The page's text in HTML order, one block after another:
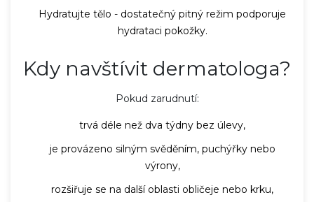
Hydratujte tělo - dostatečný pitný režim podporuje
hydrataci pokožky.
Kdy navštívit dermatologa?
Pokud zarudnutí:
trvá déle než dva týdny bez úlevy,
je provázeno silným svěděním, puchýřky nebo
výrony,
rozšiřuje se na další oblasti obličeje nebo krku,